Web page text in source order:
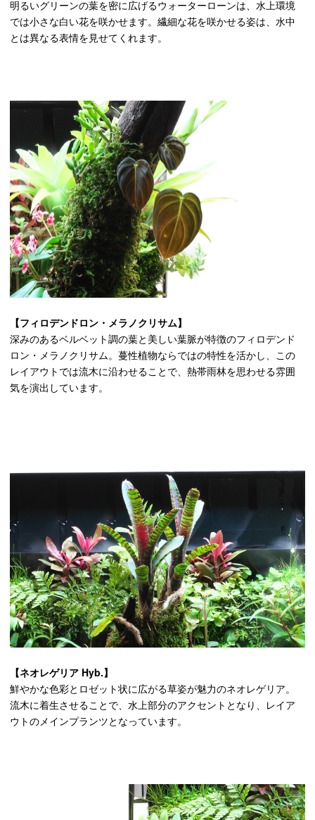
明るいグリーンの葉を密に広げるウォーターローンは、水上環境
では小さな白い花を咲かせます。繊細な花を咲かせる姿は、水中
とは異なる表情を見せてくれます。
【フィロデンドロン・メラノクリサム】
深みのあるベルベット調の葉と美しい葉脈が特徴のフィロデンド
ロン・メラノクリサム。蔓性植物ならではの特性を活かし、この
レイアウトでは流木に沿わせることで、熱帯雨林を思わせる雰囲
気を演出しています。
【ネオレゲリア Hyb.】
鮮やかな色彩とロゼット状に広がる草姿が魅力のネオレゲリア。
流木に着生させることで、水上部分のアクセントとなり、レイア
ウトのメインプランツとなっています。